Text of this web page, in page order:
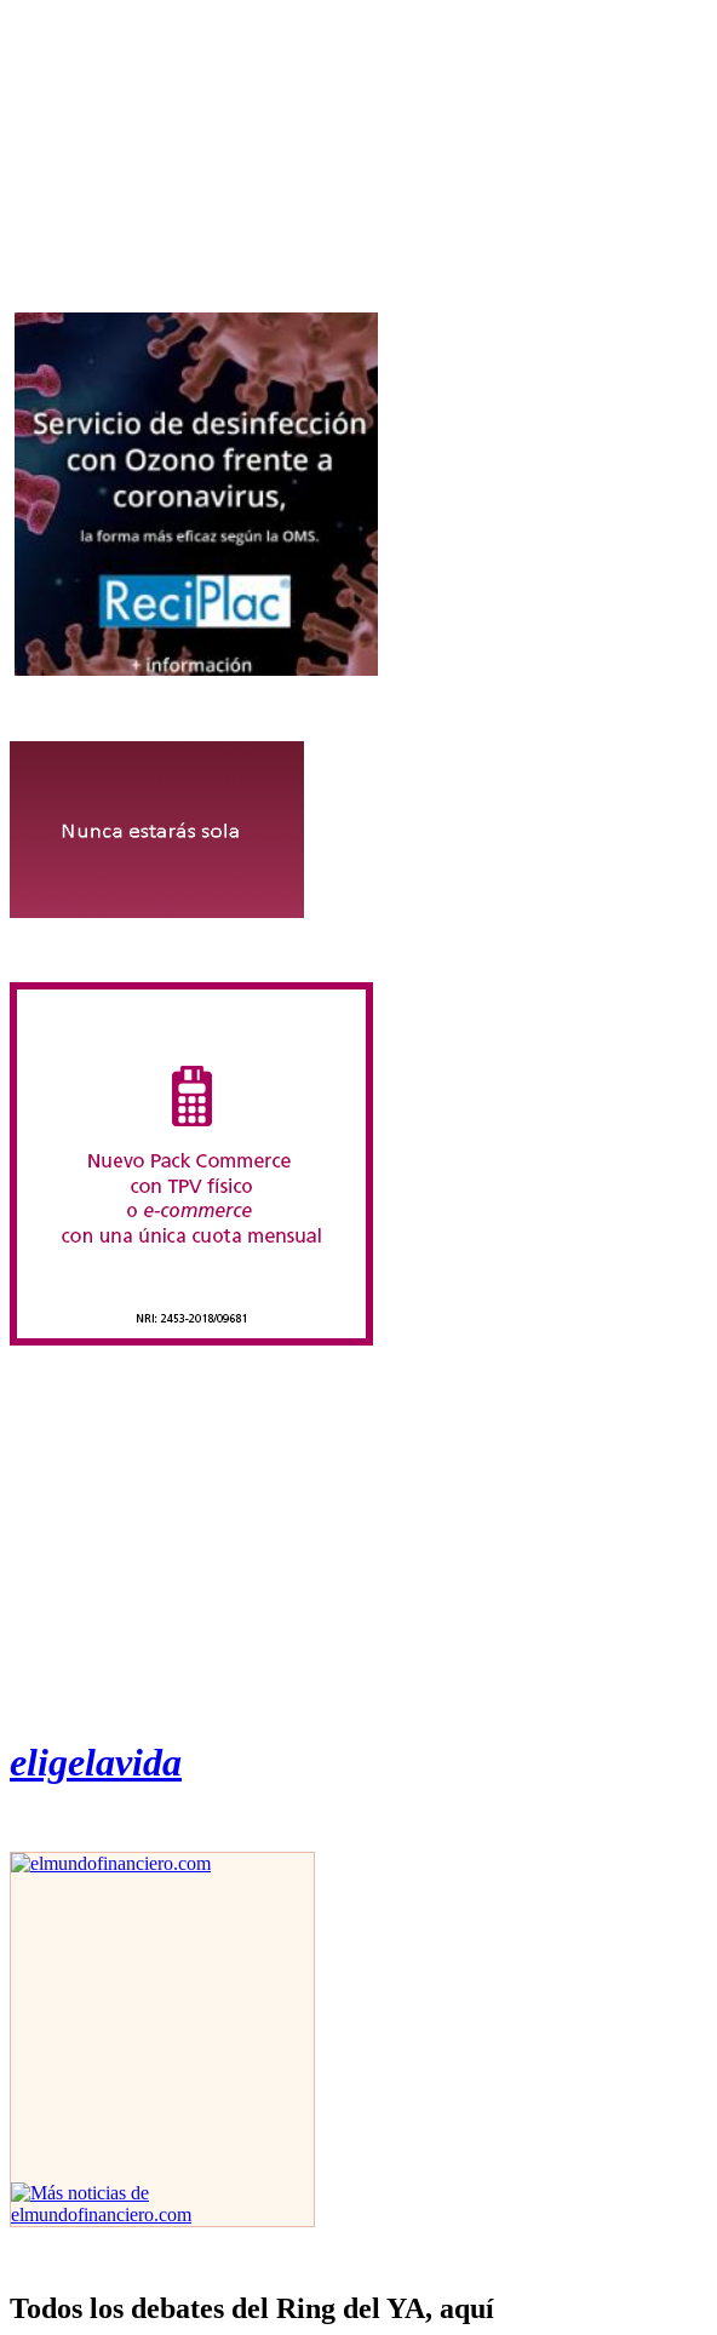
eligelavida
Todos los debates del Ring del YA, aquí